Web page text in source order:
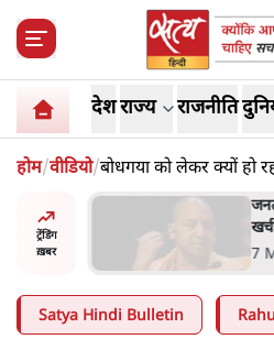
देशराज्य राजनीति
होम/वीडियो/बोधगया को लेकर क्यों हो
ट्रेंडिंग
ख़बर
का
हैं'
छोड़ा
7
Satya Hindi Bulletin